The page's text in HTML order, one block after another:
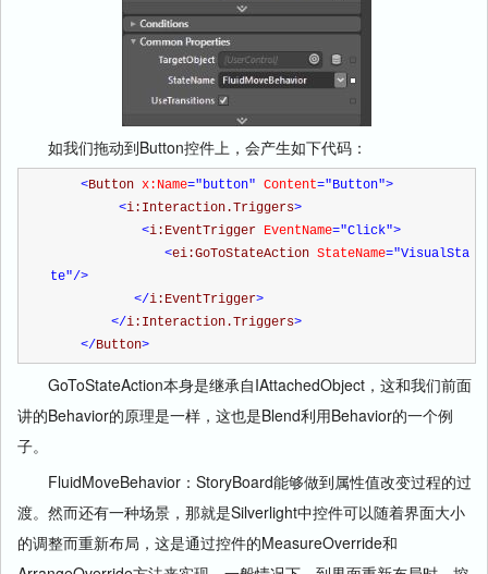
如我们拖动到Button控件上，会产生如下代码：
<Button x:Name="button" Content="Button">
<i:Interaction.Triggers>
<i:EventTrigger EventName="Click">
<ei:GoToStateAction StateName="VisualSta
te"/>
</i:EventTrigger>
</i:Interaction.Triggers>
</Button>
GoToStateAction本身是继承自IAttachedObject，这和我们前面
讲的Behavior的原理是一样，这也是Blend利用Behavior的一个例
子。
FluidMoveBehavior：StoryBoard能够做到属性值改变过程的过
渡。然而还有一种场景，那就是Silverlight中控件可以随着界面大小
的调整而重新布局，这是通过控件的MeasureOverride和